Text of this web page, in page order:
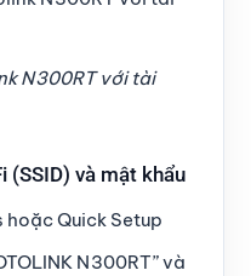
N300RT với tài
(SSID) và mật khẩu
Quick Setup
N300RT” và